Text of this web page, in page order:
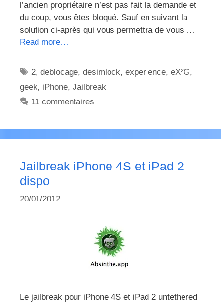
l’ancien propriétaire n’est pas fait la demande et
du coup, vous êtes bloqué. Sauf en suivant la
solution ci-après qui vous permettra de vous …
Read more…
Étiquettes
2,deblocage,desimlock,experience,eX²G,
geek, iPhone, Jailbreak
11 commentaires
Jailbreak iPhone 4S et iPad 2
dispo
20/01/2012
Le jailbreak pour iPhone 4S et iPad 2 untethered